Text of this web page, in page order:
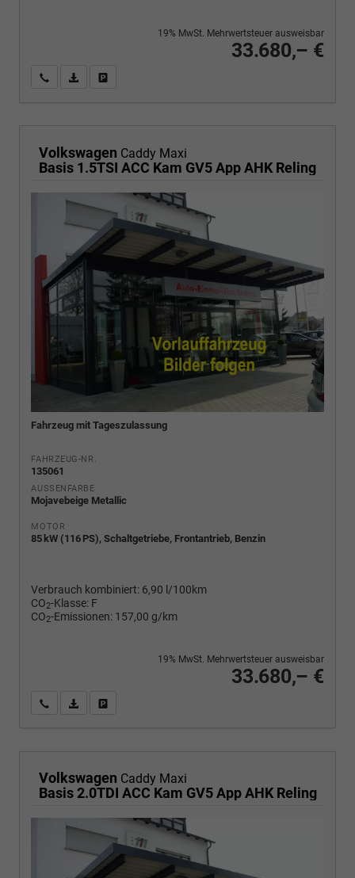
33.680,– €
19% MwSt. Mehrwertsteuer ausweisbar
Wir rufen Sie anPDF-Fahrzeugexposé drucken
Volkswagen Caddy Maxi
Basis 1.5TSI ACC Kam GV5 App AHK Reling
Fahrzeug mit Tageszulassung
FAHRZEUG-NR.
135061
AUSSENFARBE
Mojavebeige Metallic
MOTOR
85 kW (116 PS), Schaltgetriebe, Frontantrieb, Benzin
Verbrauch kombiniert: 6,90 l/100km
CO2-Klasse: F
CO2-Emissionen: 157,00 g/km
33.680,– €
19% MwSt. Mehrwertsteuer ausweisbar
Wir rufen Sie anPDF-Fahrzeugexposé drucken
Volkswagen Caddy Maxi
Basis 2.0TDI ACC Kam GV5 App AHK Reling